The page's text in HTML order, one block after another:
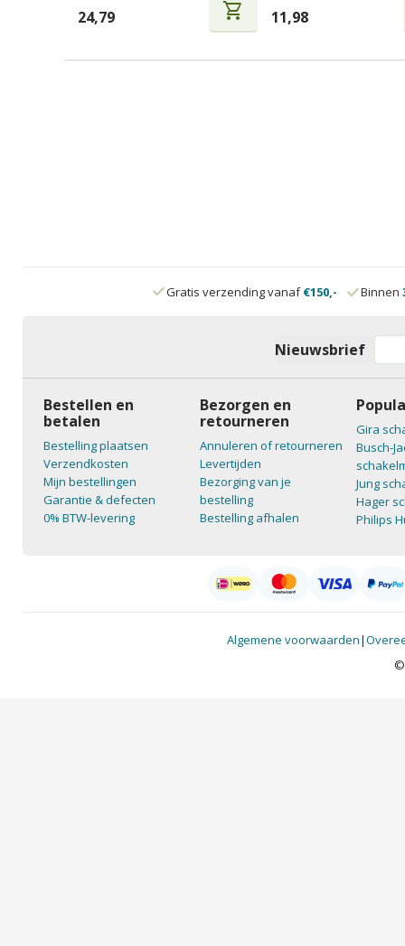
24,79 shopping_cart 11,98
Gratis verzending vanaf€150,- Binnen
Nieuwsbrief
Bestellen en
betalen
Bestelling plaatsen
Verzendkosten
Mijn bestellingen
Garantie & defecten
0% BTW-levering
Bezorgen en
retourneren
Annuleren of retourneren
Levertijden
Bezorging van je
bestelling
Bestelling afhalen
Gira
Busch-
Jung
Hager
Philips
Algemene voorwaarden|
©